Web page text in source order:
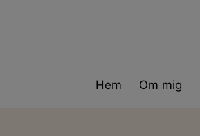
Hem Om mig